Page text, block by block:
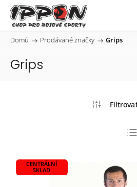
Domů / Prodávané značky / Grips
Grips
CENTRÁLNÍ
SKLAD